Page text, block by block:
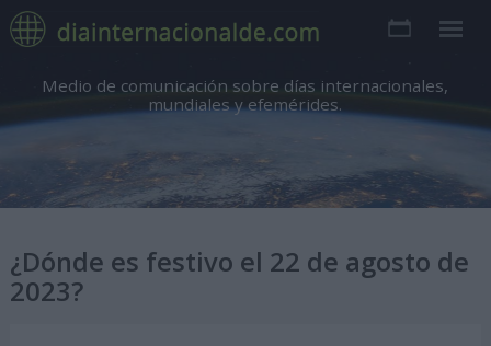
Medio de comunicación sobre días internacionales,
mundiales y efemérides.
¿Dónde es festivo el 22 de agosto de
2023?